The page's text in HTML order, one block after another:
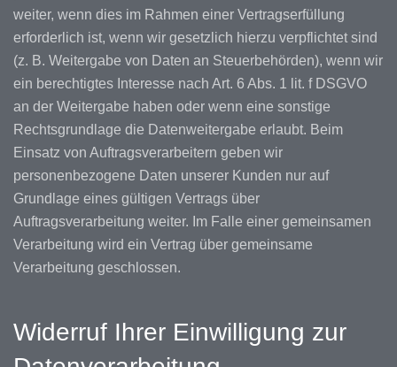
weiter, wenn dies im Rahmen einer Vertragserfüllung
erforderlich ist, wenn wir gesetzlich hierzu verpflichtet sind
(z. B. Weitergabe von Daten an Steuerbehörden), wenn wir
ein berechtigtes Interesse nach Art. 6 Abs. 1 lit. f DSGVO
an der Weitergabe haben oder wenn eine sonstige
Rechtsgrundlage die Datenweitergabe erlaubt. Beim
Einsatz von Auftragsverarbeitern geben wir
personenbezogene Daten unserer Kunden nur auf
Grundlage eines gültigen Vertrags über
Auftragsverarbeitung weiter. Im Falle einer gemeinsamen
Verarbeitung wird ein Vertrag über gemeinsame
Verarbeitung geschlossen.
Widerruf Ihrer Einwilligung zur